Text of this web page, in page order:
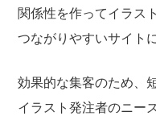
関係性を作ってイラス
つながりやすいサイト
効果的な集客のため、
イラスト発注者のニー